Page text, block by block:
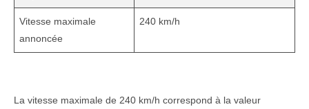
Vitesse maximale
annoncée
240 km/h
La vitesse maximale de 240 km/h correspond à la valeur